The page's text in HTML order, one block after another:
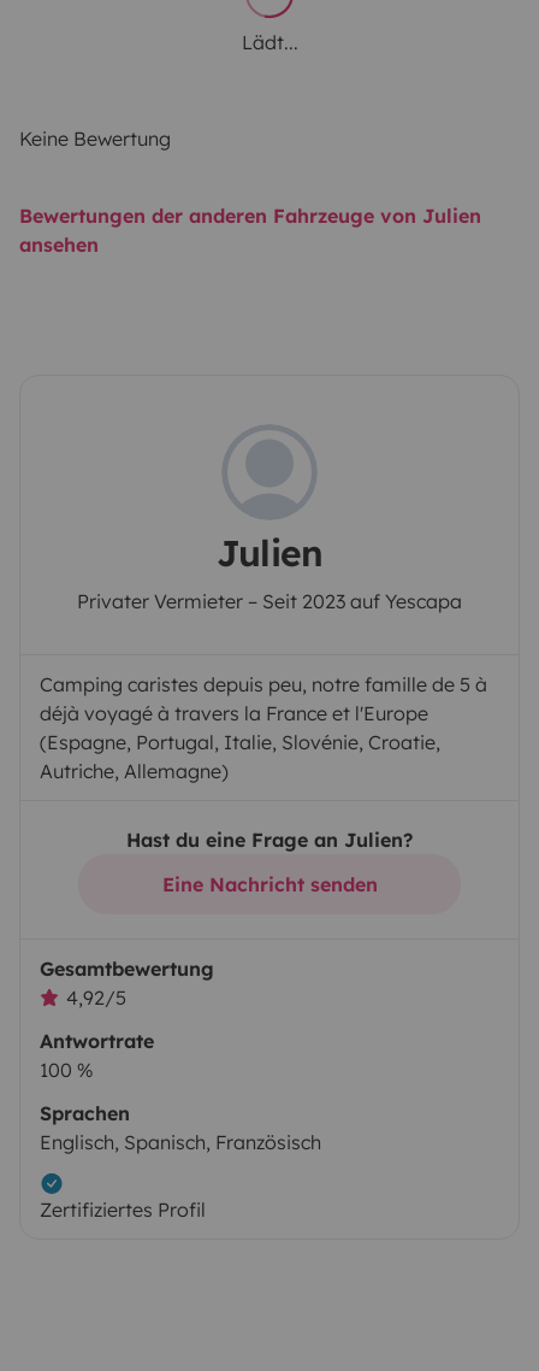
Lädt...
Keine Bewertung
Bewertungen der anderen Fahrzeuge von Julien
ansehen
Julien
Privater Vermieter – Seit 2023 auf Yescapa
Camping caristes depuis peu, notre famille de 5 à
déjà voyagé à travers la France et l'Europe
(Espagne, Portugal, Italie, Slovénie, Croatie,
Autriche, Allemagne)
Hast du eine Frage an Julien?
Eine Nachricht senden
Gesamtbewertung
4,92/5
Antwortrate
100 %
Sprachen
Englisch, Spanisch, Französisch
Zertifiziertes Profil